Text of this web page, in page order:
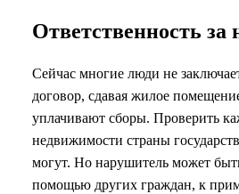
Ответственность за
Сейчас многие люди не
договор, сдавая жилое
уплачивают сборы. Проверить
недвижимости страны
могут. Но нарушитель может
помощью других граждан, к